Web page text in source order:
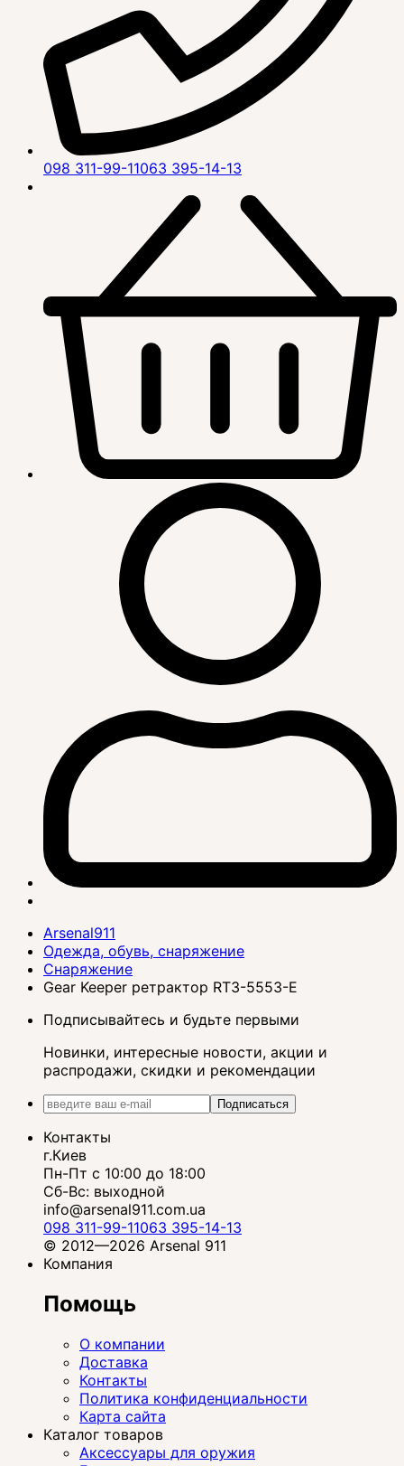
098 311-99-11063 395-14-13
Arsenal911
Одежда, обувь, снаряжение
Снаряжение
Gear Keeper ретрактор RT3-5553-E
Подписывайтесь и будьте первыми
Новинки, интересные новости, акции и
распродажи, скидки и рекомендации
Подписаться
Контакты
г.Киев
Пн-Пт с 10:00 до 18:00
Сб-Вс: выходной
info@arsenal911.com.ua
098 311-99-11063 395-14-13
© 2012—2026 Arsenal 911
Компания
Помощь
О компании
Доставка
Контакты
Политика конфиденциальности
Карта сайта
Каталог товаров
Аксессуары для оружия